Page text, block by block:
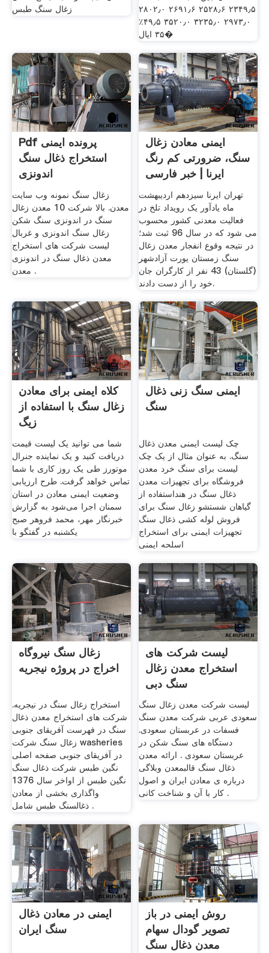
زغال سنگ طبس
۲۳۴۹٫۵ ۲۵۲۸٫۶ ۲۶۹۱٫۶ ۲۸۰۲٫۰
۲۹۷۳٫۰ ۳۲۳۵٫۰ ۳۵۲۰٫۰ ۴۹٫۵٪
۳۵ ایال�
Pdf پرونده ایمنی
استخراج ذغال سنگ
اندونزی
زغال سنگ نمونه وب سایت
معدن. بالا شرکت 10 معدن زغال
سنگ در اندونزی سنگ شکن
زغال سنگ اندونزی و غربال
لیست شرکت های استخراج
معدن ذغال سنگ در اندونزی
معدن .
ایمنی معادن زغال
سنگ، ضرورتی کم رنگ
ایرنا | خبر فارسی
تهران ایرنا سیزدهم اردیبهشت
ماه یادآور یک رویداد تلخ در
فعالیت معدنی کشور محسوب
می شود که در سال 96 ثبت شد؛
در نتیجه وقوع انفجار معدن زغال
سنگ زمستان یورت آزادشهر
(گلستان) 43 نفر از کارگران جان
خود را از دست دادند.
کلاه ایمنی برای معادن
زغال سنگ با استفاده از
زیگ
شما می توانید یک لیست قیمت
دریافت کنید و یک نماینده جنرال
موتورز طی یک روز کاری با شما
تماس خواهد گرفت. طرح ارزیابی
وضعیت ایمنی معادن در استان
سمنان اجرا می‌شود به گزارش
خبرنگار مهر، محمد فروهر صبح
یکشنبه در گفتگو با
ایمنی سنگ زنی ذغال
سنگ
چک لیست ایمنی معدن ذغال
سنگ. به عنوان مثال از یک چک
لیست برای سنگ خرد معدن
فروشگاه برای تجهیزات معدن
ذغال سنگ در هنداستفاده از
گیاهان شستشو زغال سنگ برای
فروش لوله کشی ذغال سنگ
تجهیزات ایمنی برای استخراج
اسلحه ایمنی
زغال سنگ نیروگاه
اخراج در پروژه نیجریه
استخراج زغال سنگ در نیجریه.
شرکت های استخراج معدن ذغال
سنگ در فهرست آفریقای جنوبی
زغال سنگ شرکت washeries
در آفریقای جنوبی صفحه اصلی
نگین طبس شرکت ذغال سنگ
نگین طبس از اواخر سال 1376
واگذاری بخشی از معادن
ذغالسنگ طبس شامل .
لیست شرکت های
استخراج معدن زغال
سنگ دبی
لیست شرکت معدن زغال سنگ
سعودی عربی شرکت معدن سنگ
فسفات در عربستان سعودی.
دستگاه های سنگ شکن در
عربستان سعودی . ‌ارائه معدن
ذغال سنگ قالبمعدن وبلاگی
درباره ی معادن ایران و اصول
کار با آن و شناخت کانی .
ایمنی در معادن ذغال
سنگ ایران
روش ایمنی در باز
تصویر گودال سهام
معدن ذغال سنگ